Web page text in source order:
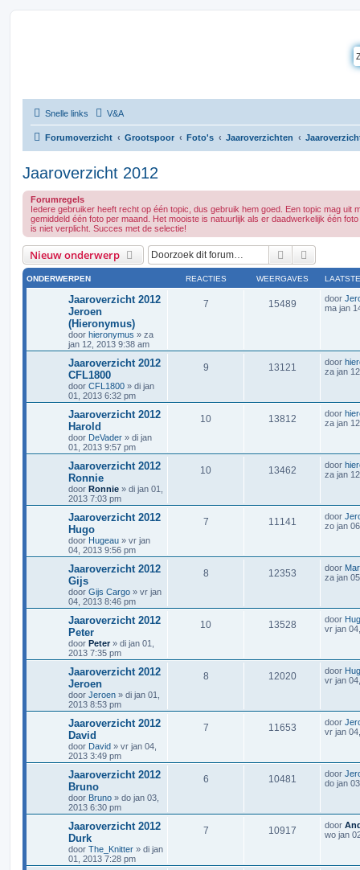
Snelle links V&A
Forumoverzicht Grootspoor Foto's Jaaroverzichten
Jaaroverzicht 2012
Forumregels
Iedere gebruiker heeft recht op één topic, dus gebruik hem goed. Een topic mag uit
gemiddeld één foto per maand. Het mooiste is natuurlijk als er daadwerkelijk één
is niet verplicht. Succes met de selectie!
Nieuw onderwerp Zoek
ONDERWERPEN REACTIES WEERGAVES
Jaaroverzicht 2012
Jeroen
(Hieronymus)
door hieronymus » za
jan 12, 2013 9:38 am
7 15489 door
ma jan
Jaaroverzicht 2012
CFL1800
door CFL1800 » di jan
01, 2013 6:32 pm
9 13121 door
za jan
Jaaroverzicht 2012
Harold
door DeVader » di jan
01, 2013 9:57 pm
10 13812 door
za jan
Jaaroverzicht 2012
Ronnie
door Ronnie » di jan 01,
2013 7:03 pm
10 13462 door
za jan
Jaaroverzicht 2012
Hugo
door Hugeau » vr jan
04, 2013 9:56 pm
7 11141 door
zo jan
Jaaroverzicht 2012
Gijs
door Gijs Cargo » vr jan
04, 2013 8:46 pm
8 12353 door
za jan
Jaaroverzicht 2012
Peter
door Peter» di jan 01,
2013 7:35 pm
10 13528 door
vr jan
Jaaroverzicht 2012
Jeroen
door Jeroen » di jan 01,
2013 8:53 pm
8 12020 door
vr jan
Jaaroverzicht 2012
David
door David » vr jan 04,
2013 3:49 pm
7 11653 door
vr jan
Jaaroverzicht 2012
Bruno
door Bruno » do jan 03,
2013 6:30 pm
6 10481 door
do jan
Jaaroverzicht 2012
Durk
door The_Knitter » di jan
01, 2013 7:28 pm
7 10917 door
wo jan